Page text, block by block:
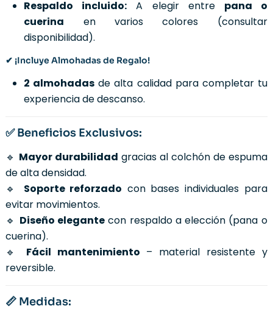
Respaldo incluido: A elegir entre pana o
cuerina en varios colores (consultar
disponibilidad).
✔ ¡Incluye Almohadas de Regalo!
2 almohadas de alta calidad para completar tu
experiencia de descanso.
✅ Beneficios Exclusivos:
🔹 Mayor durabilidad gracias al colchón de espuma
de alta densidad.
🔹 Soporte reforzado con bases individuales para
evitar movimientos.
🔹 Diseño elegante con respaldo a elección (pana o
cuerina).
🔹 Fácil mantenimiento – material resistente y
reversible.
📏 Medidas: